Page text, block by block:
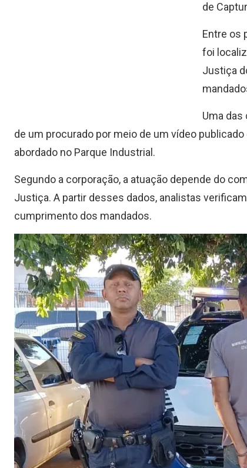
de
Entre os
foi
Justiça
Uma
de um procurado por meio de um vídeo
abordado no Parque Industrial.
Segundo a corporação, a atuação depende do
Justiça. A partir desses dados, analistas
cumprimento dos mandados.